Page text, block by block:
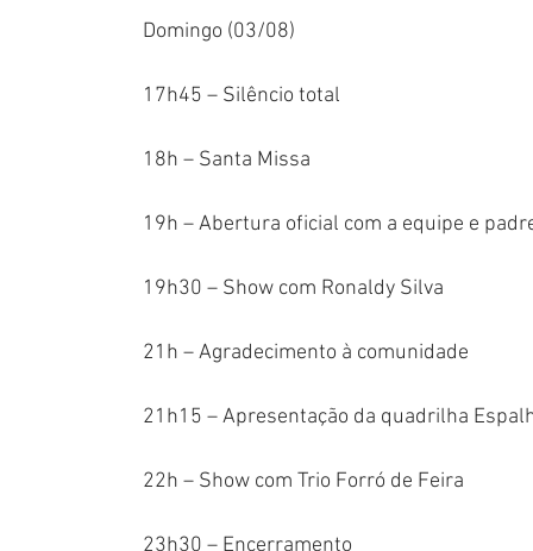
Domingo (03/08)
17h45 – Silêncio total
18h – Santa Missa
19h – Abertura oficial com a equipe e
19h30 – Show com Ronaldy Silva
21h – Agradecimento à comunidade
21h15 – Apresentação da quadrilha
22h – Show com Trio Forró de Feira